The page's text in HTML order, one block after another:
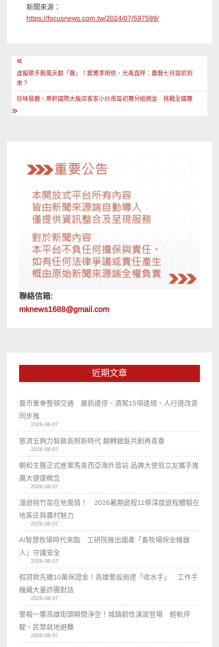
新聞來源：
https://focusnews.com.tw/2024/07/597599/
文
章
導
覽
虛擬歌手颱風天獻「聲」！震驚李明依、光禹直呼：農曆七月提前到
來？
珍味餐廳、寒軒國際大飯店客家小炒南區初賽分組摘金 挑戰全國賽
聯絡信箱:
mknews1688@gmail.com
近期文章
嘉市重拳整頓交通 嚴抓違停、酒駕15項違規、人行道改善
同步推
2026-08-07
慈濟五夠力智啟長照新時代 翻轉銀髮共創再青春
2026-08-07
朝和生醫正式進軍馬來西亞海外首站 品牌大使翁立友攜手推
廣大健康概念
2026-08-07
漫遊桃竹苗在地風情！ 2026暑期遊程11條深度遊程體驗在
地客庄與農村魅力
2026-08-07
AI智慧牧場時代來臨 工研院推出國產「畜牧場保全機器
人」守護安全
2026-08-07
假貸款先繳10萬保證金！高雄警設局逮「收水手」 工作手
機藏大量詐團對話
2026-08-07
警報一響高雄街頭瞬間淨空！城鎮韌性演習登場 輕軌停
駛、民眾就地避難
2026-08-07